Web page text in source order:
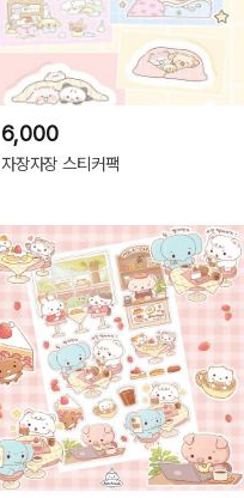
6,000
자장자장 스티커팩